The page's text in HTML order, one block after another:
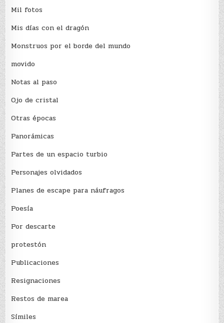
Mil fotos
Mis días con el dragón
Monstruos por el borde del mundo
movido
Notas al paso
Ojo de cristal
Otras épocas
Panorámicas
Partes de un espacio turbio
Personajes olvidados
Planes de escape para náufragos
Poesía
Por descarte
protestón
Publicaciones
Resignaciones
Restos de marea
Sí­miles